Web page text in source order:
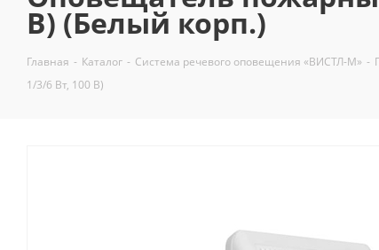
В) (Белый корп.)
Главная - Каталог - Система речевого оповещения «ВИСТЛ-М» -
1/3/6 Вт, 100 В)